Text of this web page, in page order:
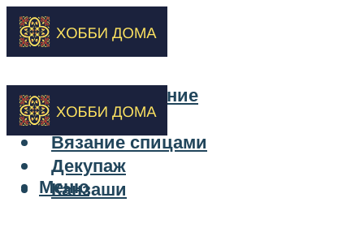
Бисероплетение
Вышивка
Вязание спицами
Декупаж
Канзаши
Меню